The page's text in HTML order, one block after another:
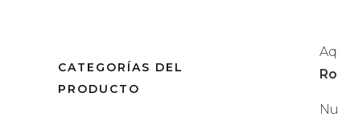
CATEGORÍAS DEL
PRODUCTO